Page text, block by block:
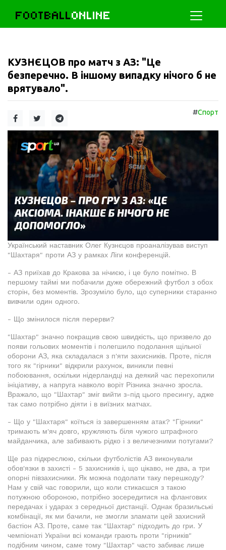
FOOTBALLONLINE
КУЗНЄЦОВ про матч з АЗ: "Це
безперечно. В іншому випадку нічого б не
врятувало".
#Спорт
Український наставник Олег Кузнєцов проаналізував виступ
"Шахтаря" проти АЗ у рамках Ліги конференцій.
- АЗ приїхав до Кракова за нічиєю, і це було помітно. В
першому таймі ми побачили дуже обережний футбол з обох
сторін, без моментів. Зрозуміло було, що суперники старанно
вивчили один одного.
- Що змінилося після перерви?
"Шахтар" значно покращив свою швидкість, що призвело до
появи гольових моментів і полегшило подолання щільної
оборони АЗ, яка складалася з п'яти захисників. Проте, після
того як "гірники" відкрили рахунок, виникли певні
побоювання, оскільки нідерландці на деякий час перехопили
ініціативу, а напруга навколо воріт Різника значно зросла.
Вражало, що "Шахтар" зміг вийти з-під цього пресингу, адже
так само потрібно діяти і в виїзних матчах.
- Що у "Шахтаря" коїться із завершенням атак? "Гірники"
тримають м'яч довго, кружляють біля чужого штрафного
майданчика, але забивають рідко і з величезними потугами?
Ще раз підкреслюю, скільки футболістів АЗ виконували
обов'язки в захисті - 5 захисників і, що цікаво, не два, а три
опорні півзахисники. Як можна подолати таку перешкоду?
Нам у свій час говорили, що коли стикаєшся з такою
потужною обороною, потрібно зосередитися на флангових
передачах і ударах з середньої дистанції. Однак бразильські
комбінації, як ми бачили, не змогли зламати цей захисний
бастіон АЗ. Проте, саме так "Шахтар" підходить до гри. У
чемпіонаті України всі команди грають проти "гірників"
подібним чином, саме тому "Шахтар" часто забиває лише